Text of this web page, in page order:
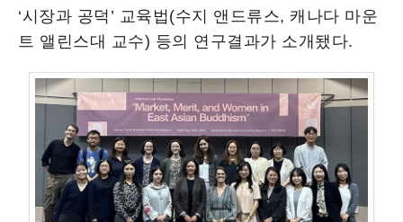
‘시장과 공덕’ 교육법(수지 앤드류스, 캐나다 마운
트 앨린스대 교수) 등의 연구결과가 소개됐다.ﾠ